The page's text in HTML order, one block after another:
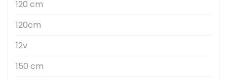
120 cm
120cm
12v
150 cm